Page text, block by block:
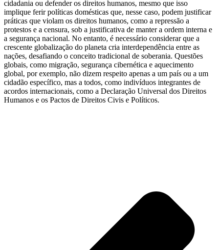
cidadania ou defender os direitos humanos, mesmo que isso
implique ferir políticas domésticas que, nesse caso, podem justificar
práticas que violam os direitos humanos, como a repressão a
protestos e a censura, sob a justificativa de manter a ordem interna e
a segurança nacional. No entanto, é necessário considerar que a
crescente globalização do planeta cria interdependência entre as
nações, desafiando o conceito tradicional de soberania. Questões
globais, como migração, segurança cibernética e aquecimento
global, por exemplo, não dizem respeito apenas a um país ou a um
cidadão específico, mas a todos, como indivíduos integrantes de
acordos internacionais, como a Declaração Universal dos Direitos
Humanos e os Pactos de Direitos Civis e Políticos.